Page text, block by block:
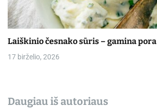
Laiškinio česnako sūris – gamina pora
17 birželio, 2026
Daugiau iš autoriaus